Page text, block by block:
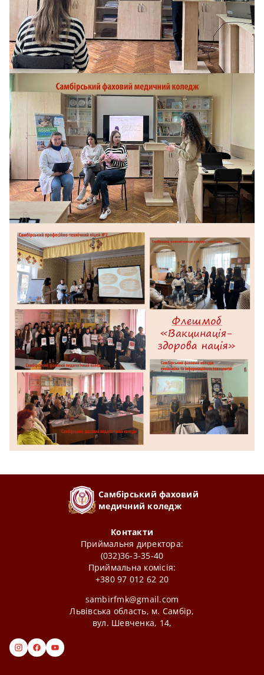
Самбірський фаховий
медичний коледж
Контакти
Приймальня директора:
(032)36-3-35-40
Приймальна комісія:
+380 97 012 62 20
sambirfmk@gmail.com
Львівська область, м. Самбір,
вул. Шевченка, 14,